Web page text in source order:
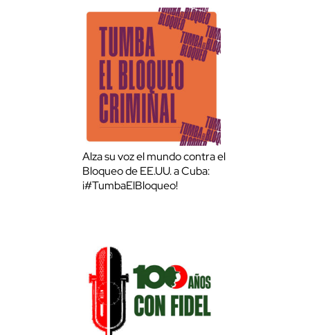
Alza su voz el mundo contra el
Bloqueo de EE.UU. a Cuba:
¡#TumbaElBloqueo!